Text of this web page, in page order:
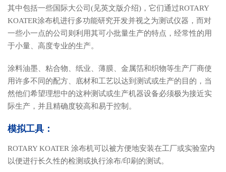
其中包括一些国际大公司(见英文版介绍)，它们通过ROTARY
KOATER涂布机进行多功能研究开发并视之为测试仪器，而对
一些小一点的公司则利用其可小批量生产的特点，经常性的用
于小量、高度专业的生产。
涂料油墨、粘合物、纸业、薄膜、金属箔和织物等生产厂商使
用许多不同的配方、底材和工艺以达到测试或生产的目的，当
然他们希望理想中的这种测试或生产机器设备必须极为接近实
际生产，并且精确度较高和易于控制。
模拟工具：
ROTARY KOATER 涂布机可以被方便地安装在工厂或实验室内
以便进行长久性的检测或执行涂布/印刷的测试。